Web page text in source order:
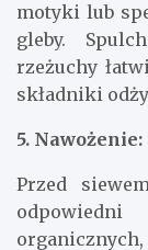
motyki lub
gleby.
rzeżuchy
składniki
5. Nawożenie:
Przed